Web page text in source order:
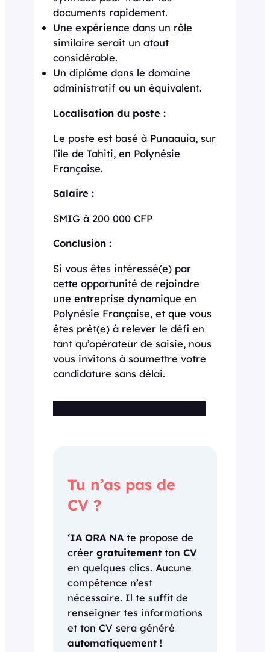
documents rapidement.
Une expérience dans un rôle
similaire serait un atout
considérable.
Un diplôme dans le domaine
administratif ou un équivalent.
Localisation du poste :
Le poste est basé à Punaauia, sur
l’île de Tahiti, en Polynésie
Française.
Salaire :
SMIG à 200 000 CFP
Conclusion :
Si vous êtes intéressé(e) par
cette opportunité de rejoindre
une entreprise dynamique en
Polynésie Française, et que vous
êtes prêt(e) à relever le défi en
tant qu’opérateur de saisie, nous
vous invitons à soumettre votre
candidature sans délai.
Tu n’as pas de
CV ?
‘IA ORA NA te propose de
créer gratuitementton CV
en quelques clics. Aucune
compétence n’est
nécessaire. Il te suffit de
renseigner tes informations
et ton CV sera généré
automatiquement!